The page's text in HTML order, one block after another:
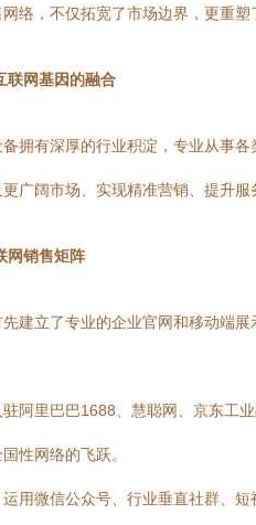
络，不仅拓宽了市场边界，更重
联网基因的融合
拥有深厚的行业积淀，专业从事
广阔市场、实现精准营销、提升
网销售矩阵
先建立了专业的企业官网和移动端
驻阿里巴巴1688、慧聪网、京东工
性网络的飞跃。
运用微信公众号、行业垂直社群、